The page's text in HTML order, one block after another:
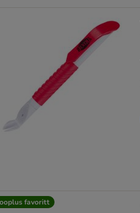
favoritt